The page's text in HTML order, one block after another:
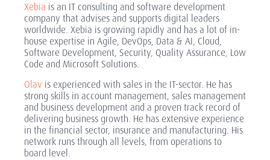
Xebia is an IT consulting and software development
company that advises and supports digital leaders
worldwide. Xebia is growing rapidly and has a lot of in-
house expertise in Agile, DevOps, Data & AI, Cloud,
Software Development, Security, Quality Assurance, Low
Code and Microsoft Solutions.
Olav is experienced with sales in the IT-sector. He has
strong skills in account management, sales management
and business development and a proven track record of
delivering business growth. He has extensive experience
in the financial sector, insurance and manufacturing. His
network runs through all levels, from operations to
board level.